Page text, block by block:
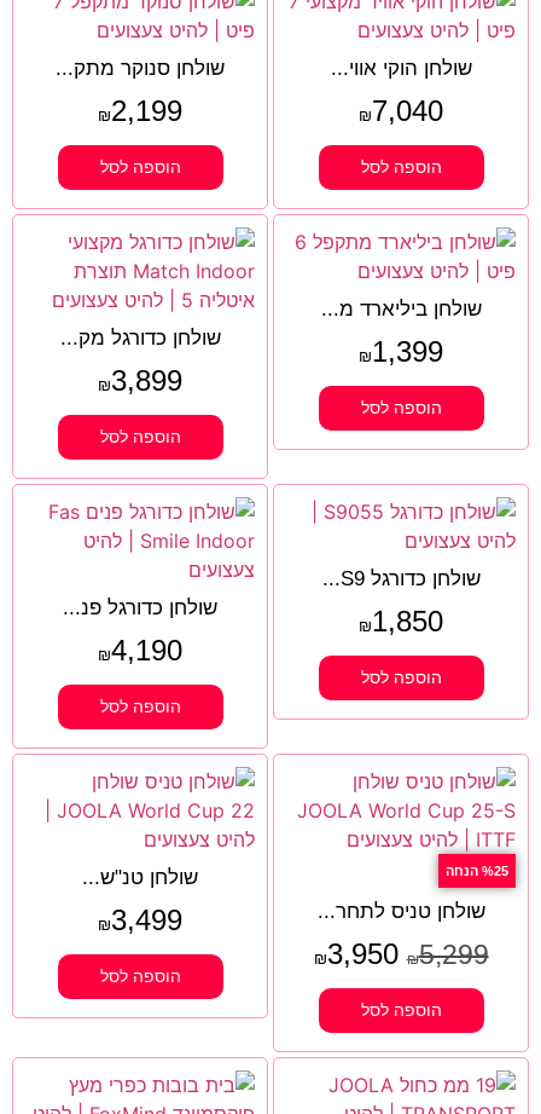
שולחן הוקי אווי...
₪7,040
הוספה לסל
שולחן סנוקר מתק...
₪2,199
הוספה לסל
שולחן ביליארד מ...
₪1,399
הוספה לסל
שולחן כדורגל מק...
₪3,899
הוספה לסל
שולחן כדורגל S9...
₪1,850
הוספה לסל
שולחן כדורגל פנ...
₪4,190
הוספה לסל
%25 הנחה
שולחן טניס לתחר...
₪5,299
₪3,950
הוספה לסל
שולחן טנ"ש...
₪3,499
הוספה לסל